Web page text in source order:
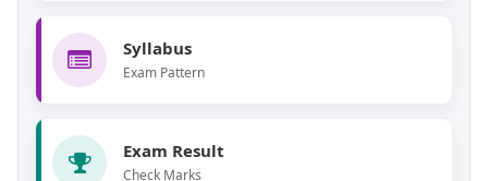
Syllabus
Exam Pattern
Exam Result
Check Marks